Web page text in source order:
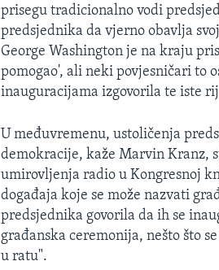
prisegu tradicionalno vodi
predsjednika da vjerno obavlja
George Washington je na kraju
pomogao', ali neki povjesničari to
inauguracijama izgovorila te iste
U međuvremenu, ustoličenja
demokracije, kaže Marvin Kranz,
umirovljenja radio u Kongresnoj
događaja koje se može nazvati
predsjednika govorila da ih se
građanska ceremonija, nešto što
u ratu".